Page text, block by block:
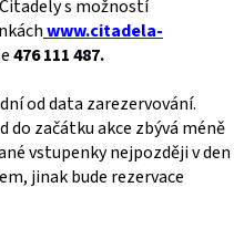
s možností
www.citadela-
476 111 487.
od data zarezervování.
do začátku akce zbývá méně
vstupenky nejpozději v den
jinak bude rezervace